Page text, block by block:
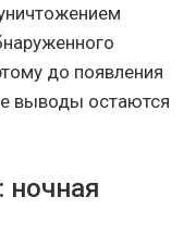
до появления
выводы остаются
ночная